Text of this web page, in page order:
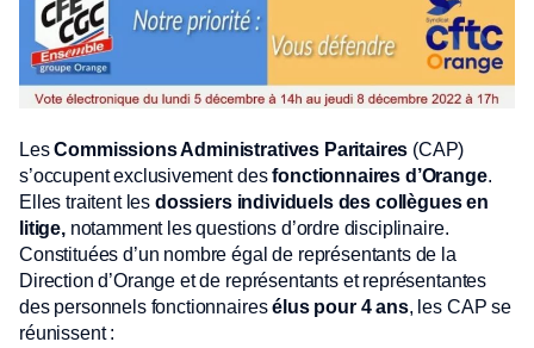
LesCommissions Administratives Paritaires (CAP)
s’occupent exclusivement desfonctionnaires d’Orange.
Elles traitent les dossiers individuels des collègues en
litige,notamment les questions d’ordre disciplinaire.
Constituées d’un nombre égal de représentants de la
Direction d’Orange et de représentants et représentantes
des personnels fonctionnairesélus pour 4 ans, les CAP se
réunissent :